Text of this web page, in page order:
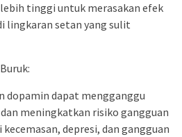
tinggi untuk merasakan efek
lingkaran setan yang sulit
dopamin dapat mengganggu
meningkatkan risiko gangguan
depresi, dan gangguan